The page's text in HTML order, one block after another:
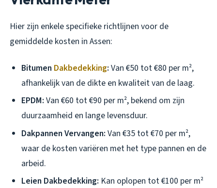
Hier zijn enkele specifieke richtlijnen voor de
gemiddelde kosten in Assen:
Bitumen Dakbedekking: Van €50 tot €80 per m²,
afhankelijk van de dikte en kwaliteit van de laag.
EPDM: Van €60 tot €90 per m², bekend om zijn
duurzaamheid en lange levensduur.
Dakpannen Vervangen: Van €35 tot €70 per m²,
waar de kosten variëren met het type pannen en de
arbeid.
Leien Dakbedekking: Kan oplopen tot €100 per m²